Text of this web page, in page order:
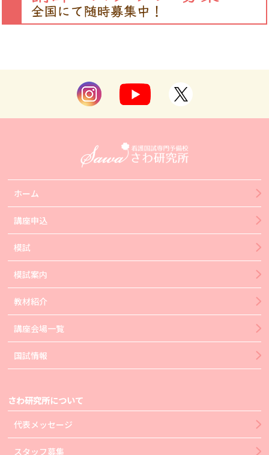
ホーム
講座申込
模試
模試案内
教材紹介
講座会場一覧
国試情報
さわ研究所について
代表メッセージ
スタッフ募集